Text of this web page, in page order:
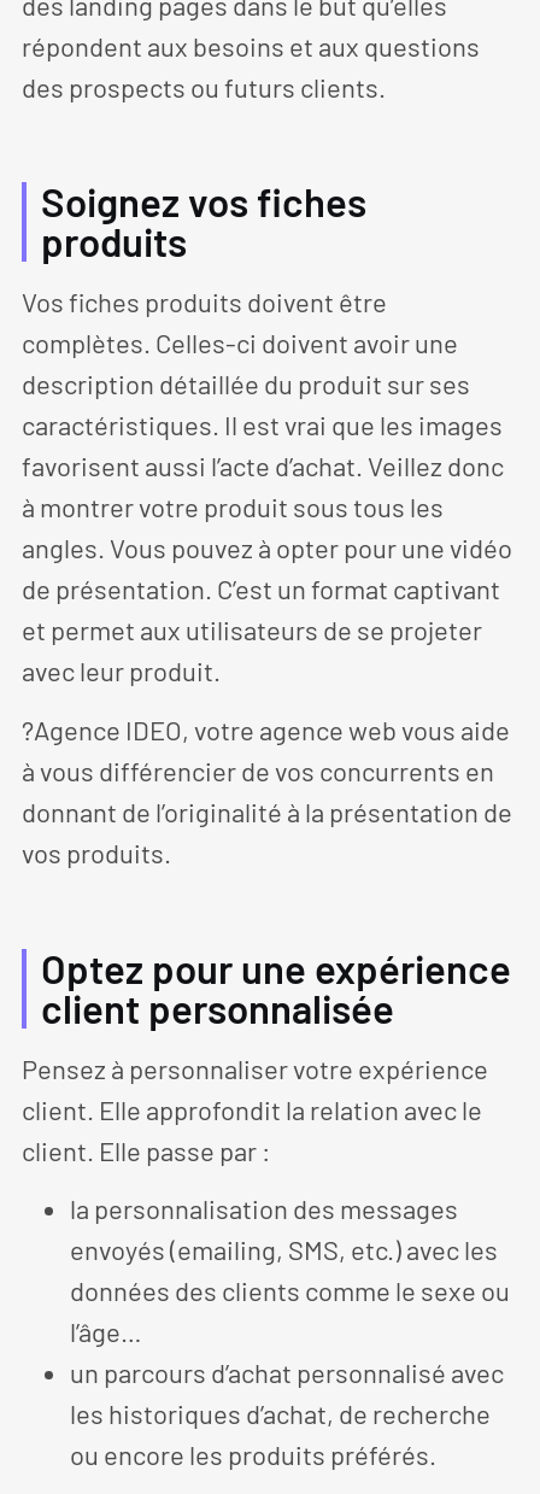
répondent aux besoins et aux questions
des prospects ou futurs clients.
Soignez vos fiches
produits
Vos fiches produits doivent être
complètes. Celles-ci doivent avoir une
description détaillée du produit sur ses
caractéristiques. Il est vrai que les images
favorisent aussi l’acte d’achat. Veillez donc
à montrer votre produit sous tous les
angles. Vous pouvez à opter pour une vidéo
de présentation. C’est un format captivant
et permet aux utilisateurs de se projeter
avec leur produit.
?Agence IDEO, votre agence web vous aide
à vous différencier de vos concurrents en
donnant de l’originalité à la présentation de
vos produits.
Optez pour une expérience
client personnalisée
Pensez à personnaliser votre expérience
client. Elle approfondit la relation avec le
client. Elle passe par :
la personnalisation des messages
envoyés (emailing, SMS, etc.) avec les
données des clients comme le sexe ou
l’âge…
un parcours d’achat personnalisé avec
les historiques d’achat, de recherche
ou encore les produits préférés.